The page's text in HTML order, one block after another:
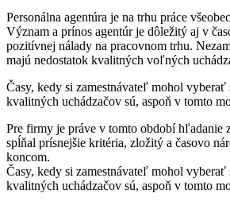
Personálna agentúra je na trhu práce
Význam a prínos agentúr je dôležitý aj v
pozitívnej nálady na pracovnom trhu.
majú nedostatok kvalitných voľných
Časy, kedy si zamestnávateľ mohol vyberať
kvalitných uchádzačov sú, aspoň v tomto
Pre firmy je práve v tomto období hľadanie
spĺňal prísnejšie kritéria, zložitý a časovo
koncom.
Časy, kedy si zamestnávateľ mohol vyberať
kvalitných uchádzačov sú, aspoň v tomto